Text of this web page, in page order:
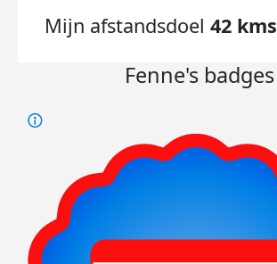
Mijn afstandsdoel 42 kms
Fenne's badges